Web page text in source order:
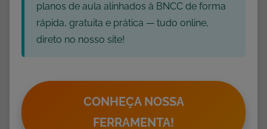
planos de aula alinhados à BNCC de forma
rápida, gratuita e prática — tudo online,
direto no nosso site!
CONHEÇA NOSSA
FERRAMENTA!